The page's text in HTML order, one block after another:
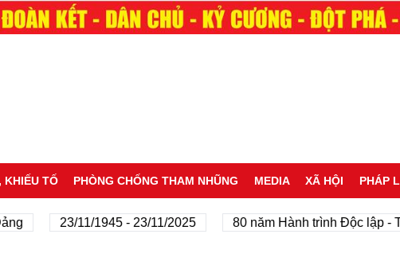
KHIẾU TỐ PHÒNG CHỐNG THAM NHŨNG MEDIA XÃ HỘI PHÁP
23/11/1945 - 23/11/2025 80 năm Hành trình Độc lập - Tự do